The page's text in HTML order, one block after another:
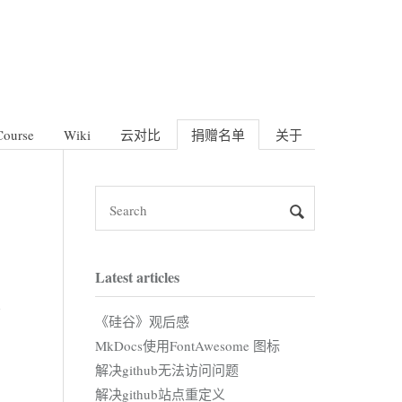
Wiki 云对比 捐赠名单 关于
Latest articles
《硅谷》观后感
MkDocs使用FontAwesome 图标
解决github无法访问问题
解决github站点重定义